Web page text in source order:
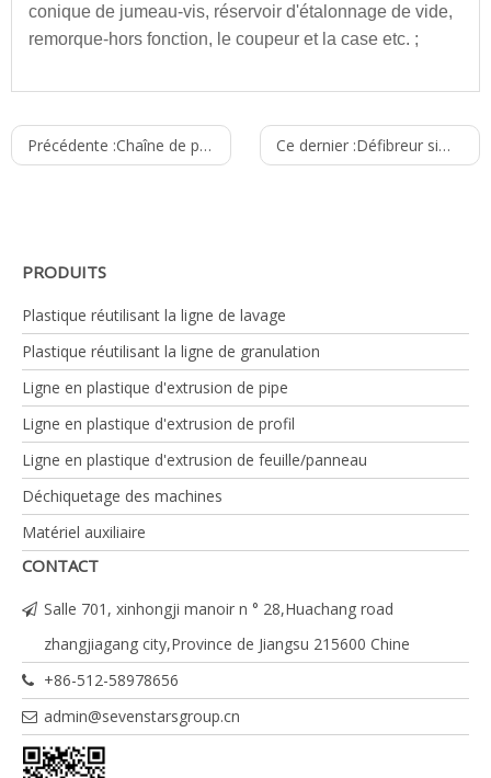
conique de jumeau-vis, réservoir d'étalonnage de vide,
remorque-hors fonction, le coupeur et la case etc. ;
Portée de
diamètre
16-50 duel 16-63 duel 50-160
Poudre
(kilowatts)
Capacité
maximale
(kilogrammes)
120 250
Vitesse
linéale
maximale
(m/min)
10 15
2. Approvisionnement et évacuation en eau civils et
municipaux
Précédente :Chaîne de production de pipe du PE pp Ce dernier :Défibreur simple d'arbre
PRODUITS
Plastique réutilisant la ligne de lavage
Plastique réutilisant la ligne de granulation
Ligne en plastique d'extrusion de pipe
Ligne en plastique d'extrusion de profil
Ligne en plastique d'extrusion de feuille/panneau
Déchiquetage des machines
Matériel auxiliaire
CONTACT
Salle 701, xinhongji manoir n ° 28,Huachang road
zhangjiagang city,Province de Jiangsu 215600 Chine
+86-512-58978656
admin@sevenstarsgroup.cn